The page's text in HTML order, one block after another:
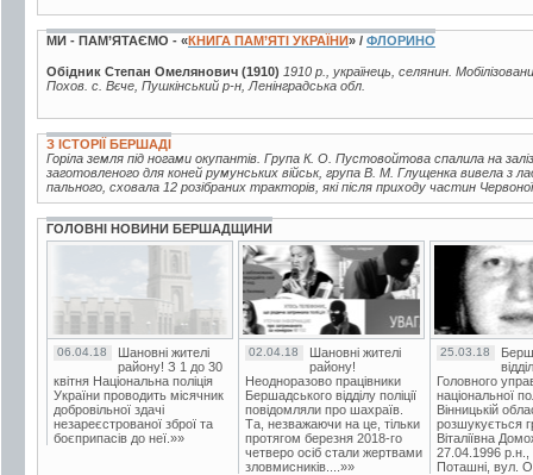
МИ - ПАМ’ЯТАЄМО - «КНИГА ПАМ’ЯТІ УКРАЇНИ» / ФЛОРИНО
Обідник Степан Омелянович (1910) 1910 р., українець, селянин.
Похов. с. Вєче, Пушкінський р-н, Ленінградська обл.
З ІСТОРІЇ БЕРШАДІ
Горіла земля під ногами окупантів. Група К. О. Пустовойтова спалила на
заготовленого для коней румунських військ, група В. М. Глущенка вивела з
пального, сховала 12 розібраних тракторів, які після приходу частин
ГОЛОВНІ НОВИНИ БЕРШАДЩИНИ
06.04.18
Шановні жителі
району! З 1 до 30
квітня Національна поліція
України проводить місячник
добровільної здачі
незареєстрованої зброї та
боєприпасів до неї.»»
02.04.18
Шановні жителі
району!
Неодноразово працівники
Бершадського відділу поліції
повідомляли про шахраїв.
Та, незважаючи на це, тільки
протягом березня 2018-го
четверо осіб стали жертвами
зловмисників....»»
25.03.18
Головного
національної
Вінницькій
розшукується
Віталіївна
27.04.1996 р.н.,
Поташні, вул.